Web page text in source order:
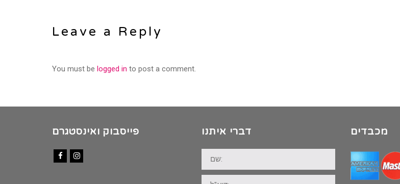
Leave a Reply
You must be logged in to post a comment.
פייסבוק ואינסטגרם דברי איתנו מכבדים